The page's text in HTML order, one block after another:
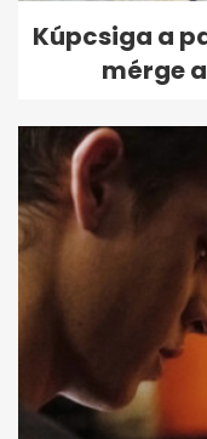
Kúpcsiga a
mérge